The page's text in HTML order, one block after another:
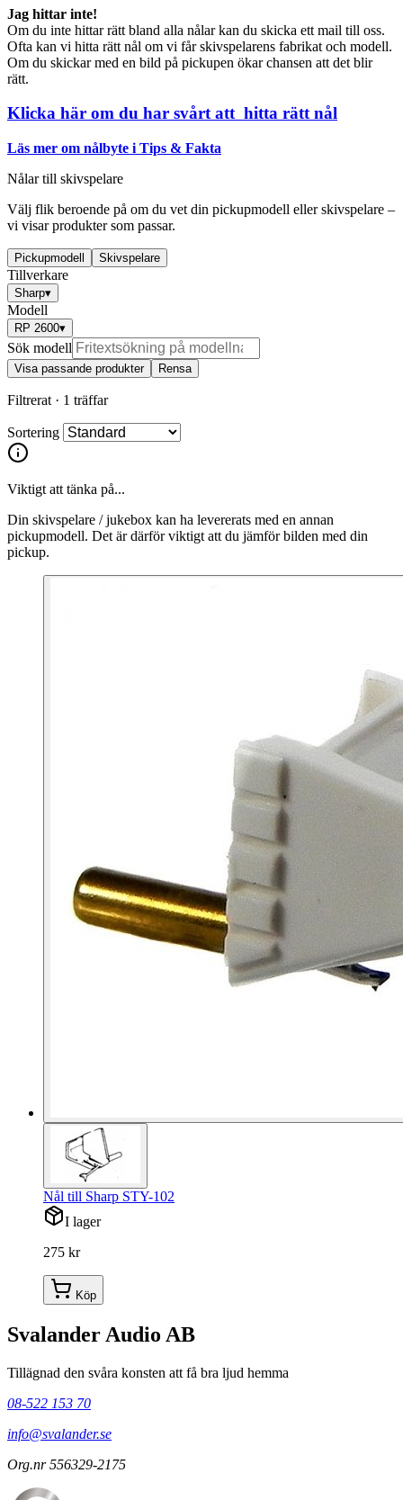
Jag hittar inte!
Om du inte hittar rätt bland alla nålar kan du skicka ett mail till oss.
Ofta kan vi hitta rätt nål om vi får skivspelarens fabrikat och modell.
Om du skickar med en bild på pickupen ökar chansen att det blir
rätt.
Klicka här om du har svårt att hitta rätt nål
Läs mer om nålbyte i Tips & Fakta
Nålar till skivspelare
Välj flik beroende på om du vet din pickupmodell eller skivspelare –
vi visar produkter som passar.
Pickupmodell Skivspelare
Tillverkare
Sharp▾
Modell
RP 2600▾
Sök modell
Visa passande produkter Rensa
Filtrerat · 1 träffar
Sortering
Viktigt att tänka på...
Din skivspelare / jukebox kan ha levererats med en annan
pickupmodell. Det är därför viktigt att du jämför bilden med din
pickup.
Nål till Sharp STY-102
I lager
275 kr
Köp
Svalander Audio AB
Tillägnad den svåra konsten att få bra ljud hemma
08-522 153 70
info@svalander.se
Org.nr 556329-2175